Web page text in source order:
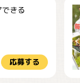
できる
応募する